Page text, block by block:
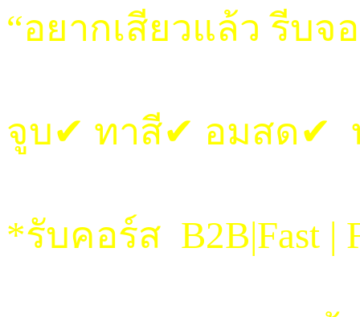
“อยากเสียวแล้ว รีบจ
จูบ✔ ทาสี✔ อมสด✔
*รับคอร์ส B2B|Fast |